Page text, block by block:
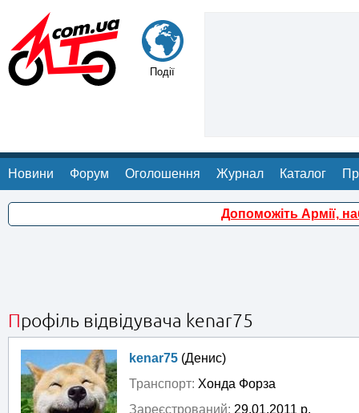
Події
Новини Форум Оголошення Журнал Каталог
Допоможіть Армії,
Профіль відвідувача kenar75
kenar75 (Денис)
Транспорт: Хонда Форза
Зареєстрований: 29.01.2011 р.